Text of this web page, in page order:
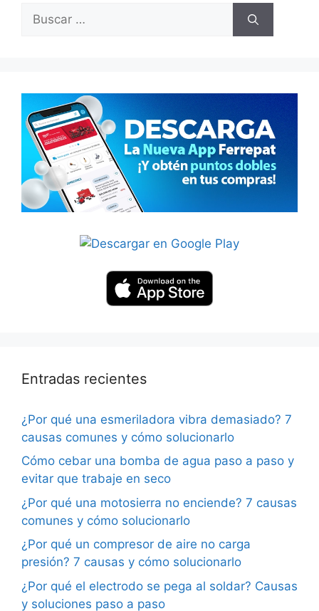
Buscar:
Entradas recientes
¿Por qué una esmeriladora vibra demasiado? 7
causas comunes y cómo solucionarlo
Cómo cebar una bomba de agua paso a paso y
evitar que trabaje en seco
¿Por qué una motosierra no enciende? 7 causas
comunes y cómo solucionarlo
¿Por qué un compresor de aire no carga
presión? 7 causas y cómo solucionarlo
¿Por qué el electrodo se pega al soldar? Causas
y soluciones paso a paso